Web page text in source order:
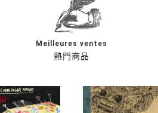
熱門商品
Meilleures ventes